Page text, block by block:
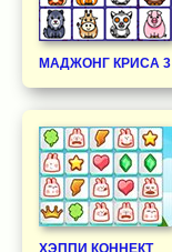
МАДЖОНГ КРИСА 3
ХЭППИ КОННЕКТ